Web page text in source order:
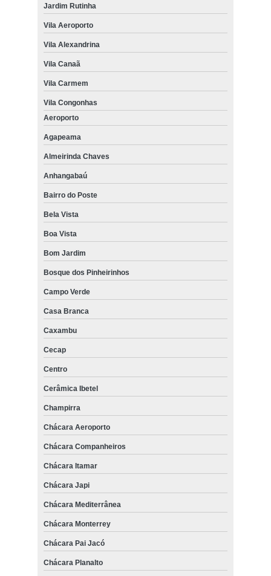
Jardim Rutinha
Vila Aeroporto
Vila Alexandrina
Vila Canaã
Vila Carmem
Vila Congonhas
Aeroporto
Agapeama
Almeirinda Chaves
Anhangabaú
Bairro do Poste
Bela Vista
Boa Vista
Bom Jardim
Bosque dos Pinheirinhos
Campo Verde
Casa Branca
Caxambu
Cecap
Centro
Cerâmica Ibetel
Champirra
Chácara Aeroporto
Chácara Companheiros
Chácara Itamar
Chácara Japi
Chácara Mediterrânea
Chácara Monterrey
Chácara Pai Jacó
Chácara Planalto